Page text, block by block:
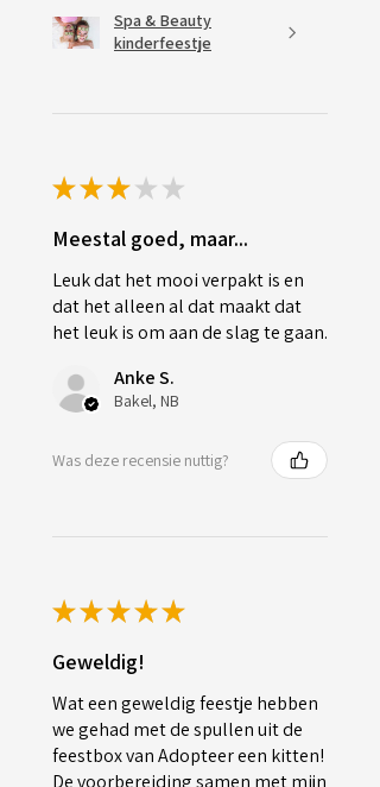
Spa & Beauty
kinderfeestje
★★★ ★ ★
Meestal goed, maar...
Leuk dat het mooi verpakt is en
dat het alleen al dat maakt dat
het leuk is om aan de slag te gaan.
Anke S.
Bakel, NB
Was deze recensie nuttig?
★★★★★
Geweldig!
Wat een geweldig feestje hebben
we gehad met de spullen uit de
feestbox van Adopteer een kitten!